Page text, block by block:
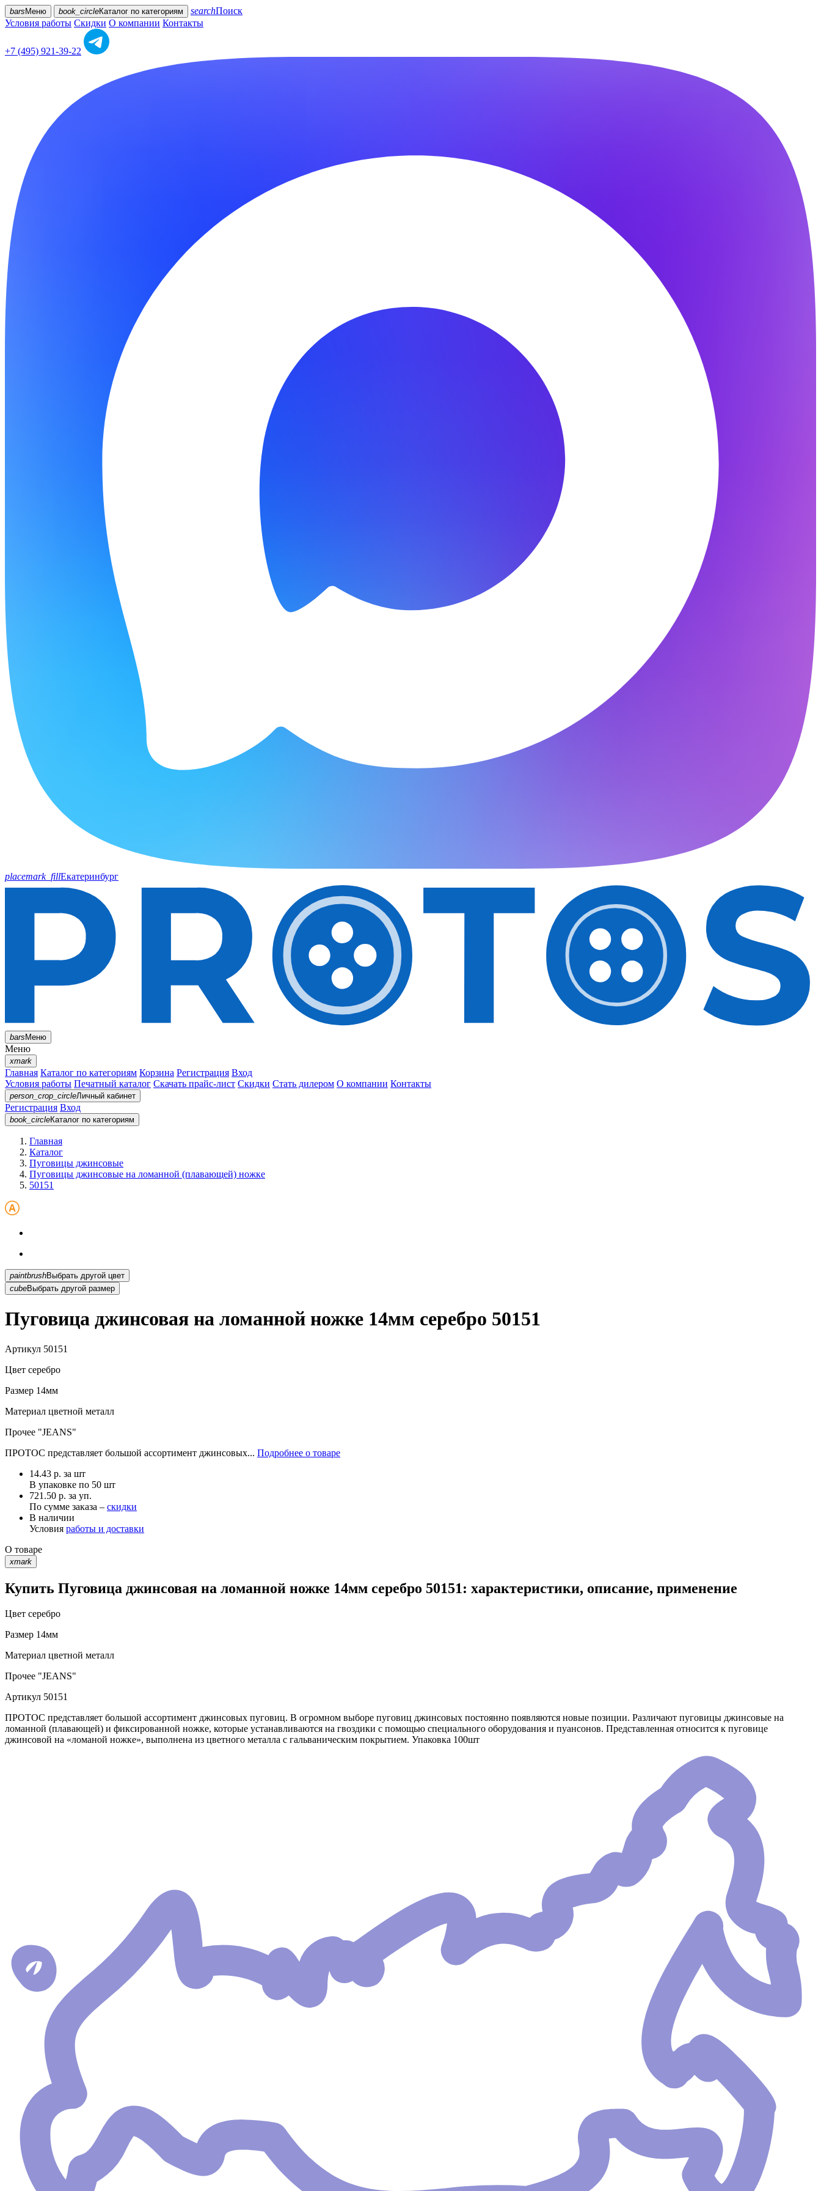
bars Меню book_circleКаталог по категориям searchПоиск
Условия работы Скидки О компании Контакты
+7 (495) 921-39-22
placemark_fillЕкатеринбург
barsМеню
Меню
xmark
Главная Каталог по категориям Корзина Регистрация Вход
Условия работы Печатный каталог Скачать прайс-лист Скидки Стать дилером О компании Контакты
person_crop_circleЛичный кабинет
Регистрация Вход
book_circleКаталог по категориям
Главная
Каталог
Пуговицы джинсовые
Пуговицы джинсовые на ломанной (плавающей) ножке
50151
paintbrush
Выбрать другой цвет
cubeВыбрать другой размер
Пуговица джинсовая на ломанной ножке 14мм серебро 50151
Артикул 50151
Цвет серебро
Размер 14мм
Материал цветной металл
Прочее "JEANS"
ПРОТОС представляет большой ассортимент джинсовых... Подробнее о товаре
14.43 р. за шт
В упаковке по 50 шт
721.50 р. за уп.
По сумме заказа – скидки
В наличии
Условия работы и доставки
О товаре
xmark
Купить Пуговица джинсовая на ломанной ножке 14мм серебро 50151: характеристики, описание, применение
Цвет серебро
Размер 14мм
Материал цветной металл
Прочее "JEANS"
Артикул 50151
ПРОТОС представляет большой ассортимент джинсовых пуговиц. В огромном выборе пуговиц джинсовых постоянно появляются новые позиции. Различают пуговицы джинсовые на
ломанной (плавающей) и фиксированной ножке, которые устанавливаются на гвоздики с помощью специального оборудования и пуансонов. Представленная относится к пуговице
джинсовой на «ломаной ножке», выполнена из цветного металла с гальваническим покрытием. Упаковка 100шт